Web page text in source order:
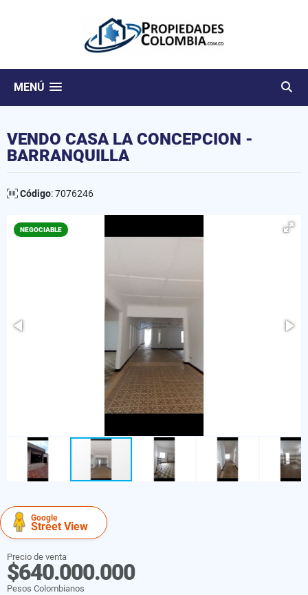
MENÚ
VENDO CASA LA CONCEPCION -
BARRANQUILLA
Código: 7076246
NEGOCIABLE
Google
Street View
Precio de venta
$640.000.000
Pesos Colombianos